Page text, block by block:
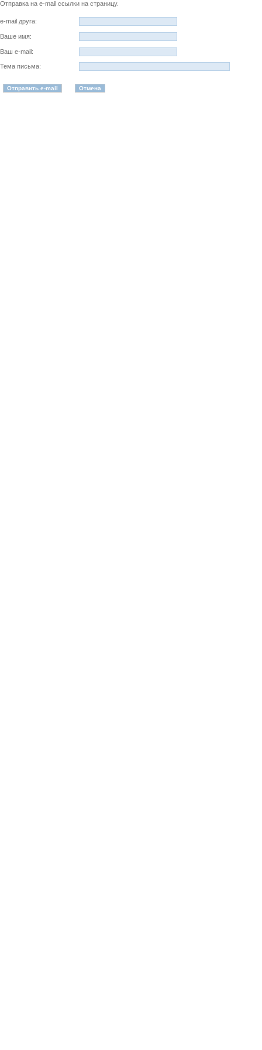
Отправка на e-mail ссылки на страницу.
e-mail друга:
Ваше имя:
Ваш e-mail:
Тема письма: